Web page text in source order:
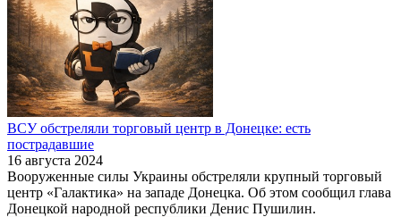
ВСУ обстреляли торговый центр в Донецке: есть
пострадавшие
16 августа 2024
Вооруженные силы Украины обстреляли крупный торговый
центр «Галактика» на западе Донецка. Об этом сообщил глава
Донецкой народной республики Денис Пушилин.